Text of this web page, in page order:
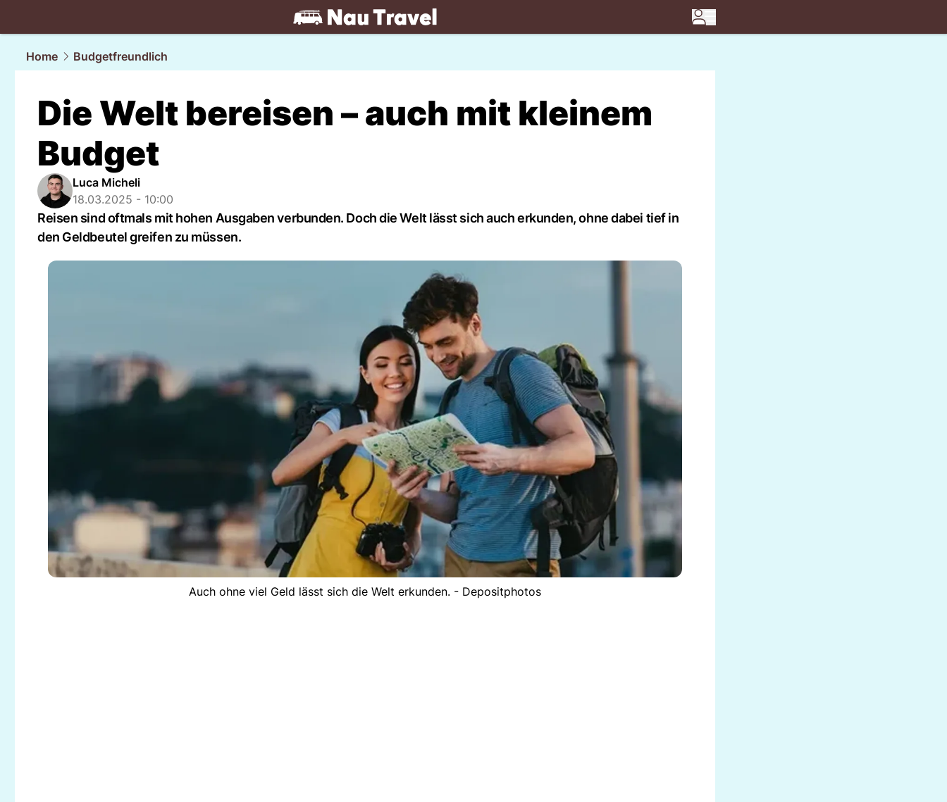
travel.NAU.ch
Home
Budgetfreundlich
Die Welt bereisen – auch mit kleinem
Budget
Luca Micheli
18.03.2025 - 10:00
Reisen sind oftmals mit hohen Ausgaben verbunden. Doch die Welt lässt sich auch erkunden, ohne dabei tief in
den Geldbeutel greifen zu müssen.
Auch ohne viel Geld lässt sich die Welt erkunden. - Depositphotos